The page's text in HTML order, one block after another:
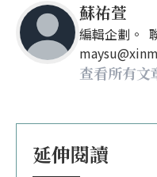
蘇祐萱
編輯企劃。
查看所有文
延伸閱讀